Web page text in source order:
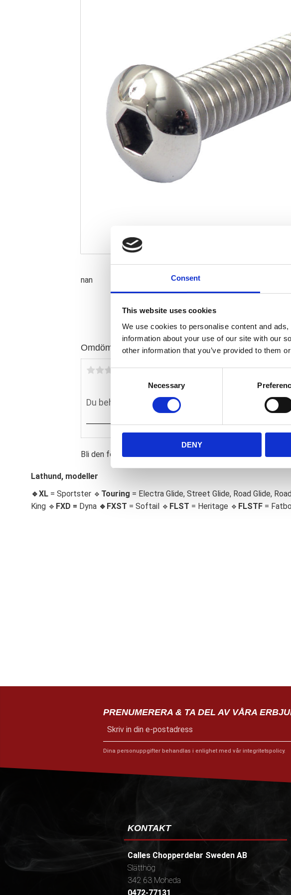
Consent
This website uses cookies
We use cookies to personalise content and
information about your use of our site with our
other information that you’ve provided to them
C
S
e
e
c
Necessary
DENY
nan
Omdömen
Du
Bli den första att lämna ett omdöme.
Lathund, modeller
🔹XL = Sportster 🔹 Touring = Electra Glide, Street Glide, Road Glide, Road
King 🔹 FXD = Dyna 🔹 FXST = Softail 🔹 FLST = Heritage 🔹 FLSTF =
PRENUMERERA & TA DEL AV VÅRA
Dina personuppgifter behandlas i enlighet med vår integritetspolicy.
KONTAKT
Calles Chopperdelar Sweden AB
Slätthög
342 63 Moheda
0472-77131